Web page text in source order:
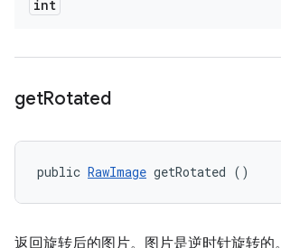
int
getRotated
public RawImage getRotated ()
返回旋转后的图片。图片是逆时针旋转的。